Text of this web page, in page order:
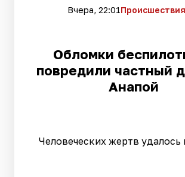
Вчера, 22:01Происшествия
Обломки
повредили частный
Анапой
Человеческих жертв удалось